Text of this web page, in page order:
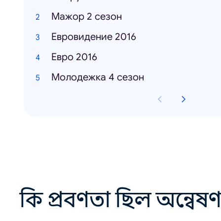
Мажор 2 сезон
Евровидение 2016
Евро 2016
Молодежка 4 сезон
কি প্রবণতা ছিল অন্বেষণ